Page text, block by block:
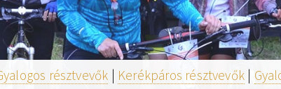
résztvevők | Kerékpáros résztvevők |